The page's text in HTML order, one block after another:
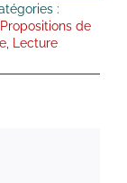
:
Propositions de
Lecture